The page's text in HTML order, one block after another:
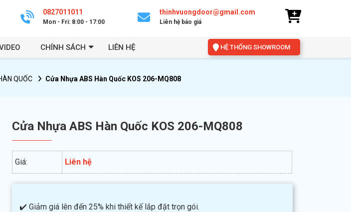
0827011011
Mon - Fri: 8:00 - 17:00
thinhvuongdoor@gmail.com
Liên hệ báo giá
CHÍNH SÁCH LIÊN HỆ HỆ THỐNG SHOWROOM
QUỐC Cửa Nhựa ABS Hàn Quốc KOS 206-MQ808
Cửa Nhựa ABS Hàn Quốc KOS 206-MQ808
Giá: Liên hệ
✔️ Giảm giá lên đến 25% khi thiết kế lắp đặt trọn gói.